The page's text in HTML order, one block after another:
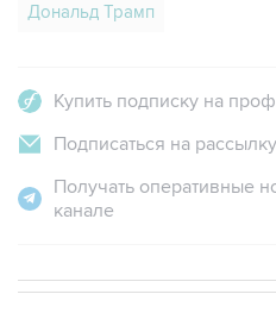
Дональд Трамп
Купить подписку на
Подписаться на
Получать оперативные
канале